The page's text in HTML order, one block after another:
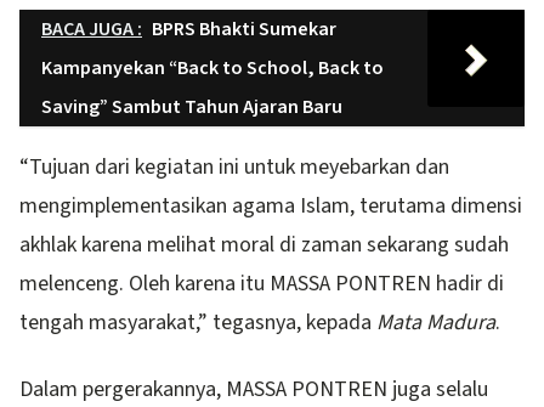
BACA JUGA : BPRS Bhakti Sumekar
Kampanyekan “Back to School, Back to
Saving” Sambut Tahun Ajaran Baru
“Tujuan dari kegiatan ini untuk meyebarkan dan
mengimplementasikan agama Islam, terutama dimensi
akhlak karena melihat moral di zaman sekarang sudah
melenceng. Oleh karena itu MASSA PONTREN hadir di
tengah masyarakat,” tegasnya, kepada Mata Madura.
Dalam pergerakannya, MASSA PONTREN juga selalu